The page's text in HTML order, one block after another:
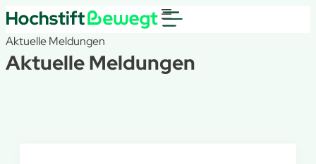
Aktuelle Meldungen
Aktuelle Meldungen